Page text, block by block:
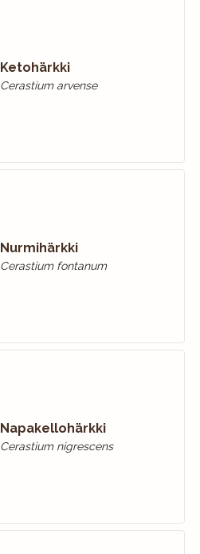
Ketohärkki
Cerastium arvense
Nurmihärkki
Cerastium fontanum
Napakellohärkki
Cerastium nigrescens